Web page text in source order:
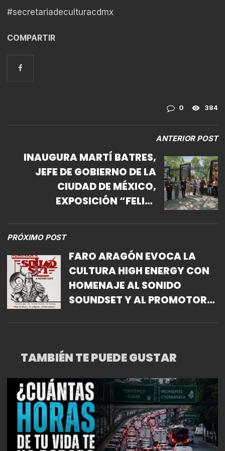
#secretariadeculturacdmx
COMPARTIR
0 384
ANTERIOR POST
INAUGURA MARTÍ BATRES,
JEFE DE GOBIERNO DE LA
CIUDAD DE MÉXICO,
EXPOSICIÓN “FELIPE
MAYAB”, EN CHAPULTEPEC
PRÓXIMO POST
FARO ARAGÓN EVOCA LA
CULTURA HIGH ENERGY CON
HOMENAJE AL SONIDO
SOUNDSET Y AL PROMOTOR
TAMBIÉN TE PUEDE GUSTAR